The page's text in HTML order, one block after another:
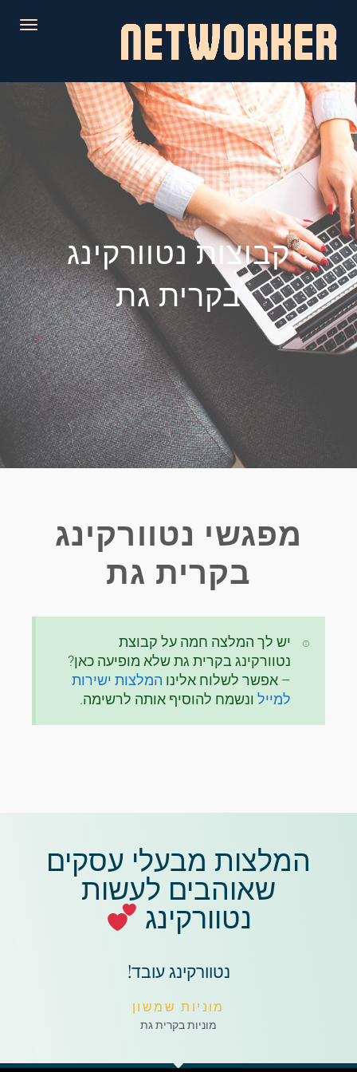
קבוצות נטוורקינג
בקרית גת
מפגשי נטוורקינג
בקרית גת
יש לך המלצה חמה על קבוצת
נטוורקינג בקרית גת שלא מופיעה כאן?
– אפשר לשלוח אלינו המלצות ישירות
למיילונשמח להוסיף אותה לרשימה.
המלצות מבעלי עסקים
שאוהבים לעשות
נטוורקינג
נטוורקינג עובד!
מוניות שמשון
מוניות בקרית גת